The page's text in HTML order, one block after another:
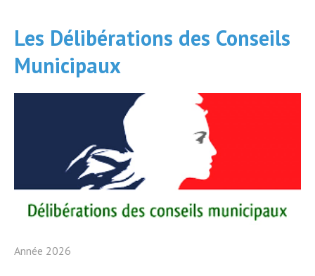
Les Délibérations des Conseils
Municipaux
Année 2026